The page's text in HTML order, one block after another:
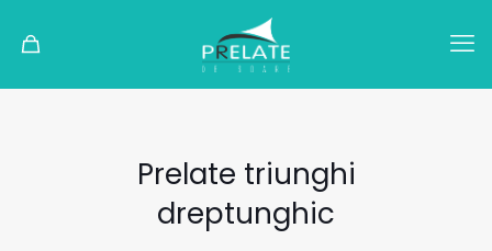
Prelate triunghi
dreptunghic